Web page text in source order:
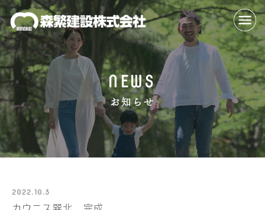
NEWS
お知らせ
2022.10.3